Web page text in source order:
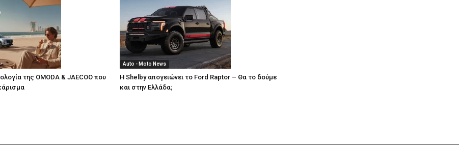
της OMODA & JAECOO που
Auto - Moto News
Η Shelby απογειώνει το Ford Raptor – Θα το δούμε
και στην Ελλάδα;